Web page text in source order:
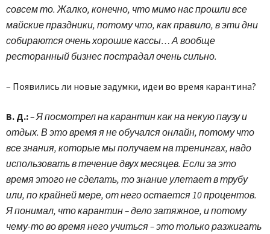
совсем то. Жалко, конечно, что мимо нас прошли все
майские праздники, потому что, как правило, в эти дни
собираются очень хорошие кассы… А вообще
ресторанный бизнес пострадал очень сильно.
– Появились ли новые задумки, идеи во время карантина?
В. Д.:– Я посмотрел на карантин как на некую паузу и
отдых. В это время я не обучался онлайн, потому что
все знания, которые мы получаем на тренингах, надо
использовать в течение двух месяцев. Если за это
время этого не сделать, то знание улетает в трубу
или, по крайней мере, от него остается 10 процентов.
Я понимал, что карантин – дело затяжное, и потому
чему-то во время него учиться – это только разжигать